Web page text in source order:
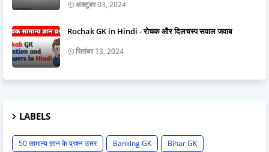
अक्टूबर 03, 2024
Rochak GK in Hindi - रोचक और दिलचस्प सवाल जवाब
सितंबर 13, 2024
LABELS
50 सामान्य ज्ञान के प्रश्न उत्तर Banking GK Bihar GK